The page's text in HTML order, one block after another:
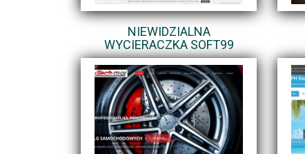
NIEWIDZIALNA
WYCIERACZKA SOFT99